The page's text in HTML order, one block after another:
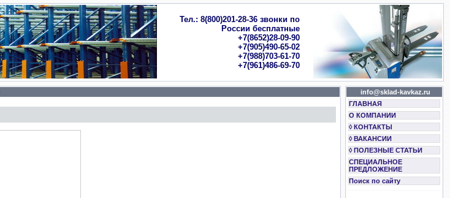
Тел.: 8(800)201-28-36 звонки по
России бесплатные
+7(8652)28-09-90
+7(905)490-65-02
+7(988)703-61-70
+7(961)486-69-70
info@sklad-kavkaz.ru
ГЛАВНАЯ
О КОМПАНИИ
◊ КОНТАКТЫ
◊ ВАКАНСИИ
◊ ПОЛЕЗНЫЕ СТАТЬИ
СПЕЦИАЛЬНОЕ
ПРЕДЛОЖЕНИЕ
Поиск по сайту